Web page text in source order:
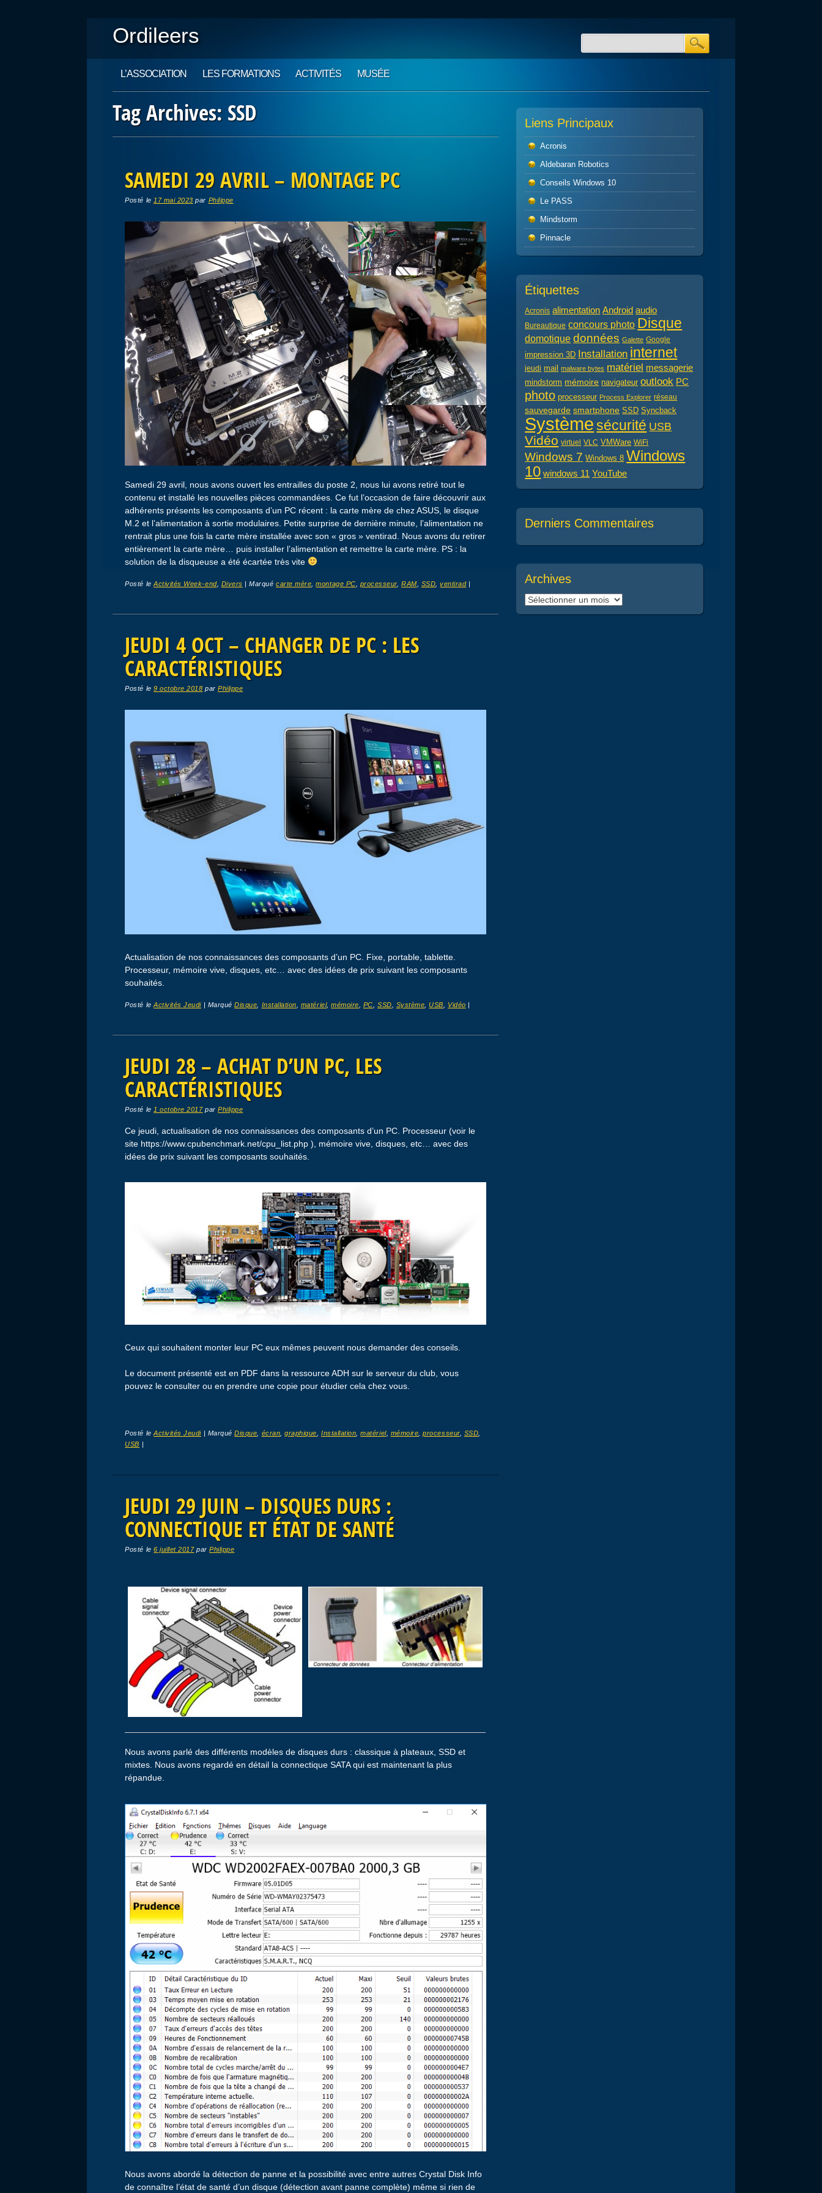
Ordileers
Main menu
content
L’ASSOCIATION LES FORMATIONS ACTIVITÉS MUSÉE
Tag Archives: SSD
SAMEDI 29 AVRIL – MONTAGE PC
Posté le 17 mai 2023 par Philippe
Samedi 29 avril, nous avons ouvert les entrailles du poste 2, nous lui avons retiré tout le
contenu et installé les nouvelles pièces commandées. Ce fut l’occasion de faire découvrir aux
adhérents présents les composants d’un PC récent : la carte mère de chez ASUS, le disque
M.2 et l’alimentation à sortie modulaires. Petite surprise de dernière minute, l’alimentation ne
rentrait plus une fois la carte mère installée avec son « gros » ventirad. Nous avons du retirer
entièrement la carte mère… puis installer l’alimentation et remettre la carte mère. PS : la
solution de la disqueuse a été écartée très vite
Posté leActivités Week-end, Divers |Marquécarte mère ,montage PC processeur ,RAM SSD ,ventirad |
JEUDI 4 OCT – CHANGER DE PC : LES
CARACTÉRISTIQUES
Posté le9 octobre 2018 parPhilippe
Actualisation de nos connaissances des composants d’un PC. Fixe, portable, tablette.
Processeur, mémoire vive, disques, etc… avec des idées de prix suivant les composants
souhaités.
Posté leActivités Jeudi | MarquéDisque Installation matériel,mémoire PC ,SSD Système ,USB Vidéo |
JEUDI 28 – ACHAT D’UN PC, LES
CARACTÉRISTIQUES
Posté le 1 octobre 2017 parPhilippe
Ce jeudi, actualisation de nos connaissances des composants d’un PC. Processeur (voir le
site https://www.cpubenchmark.net/cpu_list.php ), mémoire vive, disques, etc… avec des
idées de prix suivant les composants souhaités.
Ceux qui souhaitent monter leur PC eux mêmes peuvent nous demander des conseils.
Le document présenté est en PDF dans la ressource ADH sur le serveur du club, vous
pouvez le consulter ou en prendre une copie pour étudier cela chez vous.
Posté leActivités Jeudi MarquéDisque, écran,graphique, Installation,matériel, mémoire,processeur, SSD,
USB
JEUDI 29 JUIN – DISQUES DURS :
CONNECTIQUE ET ÉTAT DE SANTÉ
Posté le6 juillet 2017 parPhilippe
Nous avons parlé des différents modèles de disques durs : classique à plateaux, SSD et
mixtes. Nous avons regardé en détail la connectique SATA qui est maintenant la plus
répandue.
Nous avons abordé la détection de panne et la possibilité avec entre autres Crystal Disk Info
de connaître l’état de santé d’un disque (détection avant panne complète) même si rien de
Liens Principaux
Acronis
Aldebaran Robotics
Conseils Windows 10
Le PASS
Mindstorm
Pinnacle
Étiquettes
Acronis alimentation Android audio
Bureautique concours photo Disque
domotique données Galette Google
impression 3D Installation internet
jeudi mail malware bytes matériel messagerie
mindstorm mémoire navigateur outlook PC
photo processeur Process Explorer réseau
sauvegarde smartphone SSD Syncback
Système sécurité USB
Vidéo virtuel VLC VMWare WiFi
Windows 7 Windows 8 Windows
10 windows 11 YouTube
Derniers Commentaires
Archives
Archives